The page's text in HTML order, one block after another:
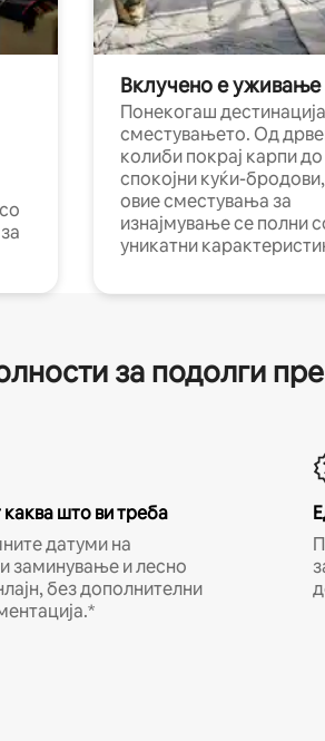
Вклучено е уживање
Понекогаш
сместувањето. Од
колиби покрај карпи до
спокојни куќи-бродови,
овие сместувања за
изнајмување се полни
уникатни
за подолги
што ви треба
датуми на
заминување и лесно
без дополнителни